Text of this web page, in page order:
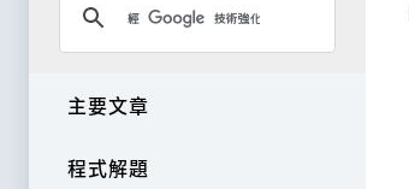
主要文章
程式解題